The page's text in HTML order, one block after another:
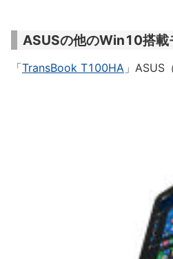
ASUSの他のWin10搭載
「TransBook T100HA 」ASUS